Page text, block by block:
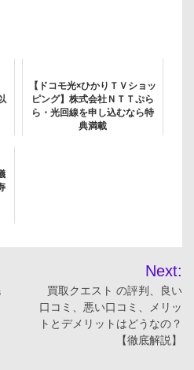
【ドコモ光×ひかりＴＶショッ
ピング】株式会社ＮＴＴぷら
ら・光回線を申し込むなら特
典満載
Next:
買取クエスト の評判、良い
口コミ、悪い口コミ、メリッ
トとデメリットはどうなの？
【徹底解説】